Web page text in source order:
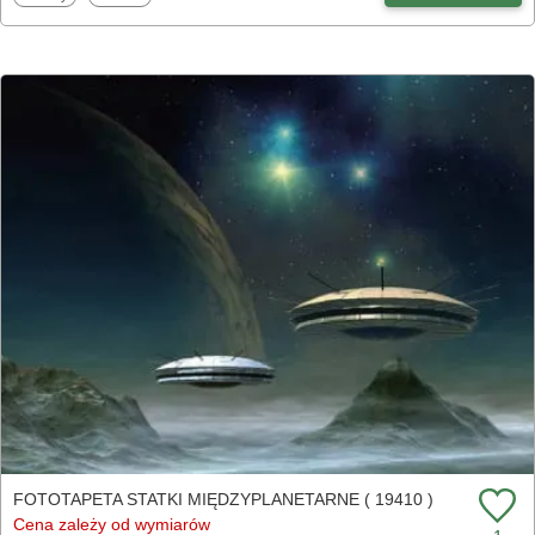
FOTOTAPETA STATKI MIĘDZYPLANETARNE ( 19410 )
Cena zależy od wymiarów